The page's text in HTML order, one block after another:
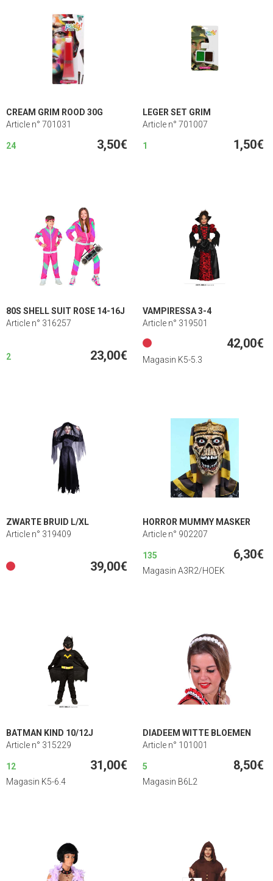
CREAM GRIM ROOD 30G
Article n° 701031
24 3,50€
LEGER SET GRIM
Article n° 701007
1 1,50€
80S SHELL SUIT ROSE 14-16J
Article n° 316257
2 23,00€
VAMPIRESSA 3-4
Article n° 319501
42,00€
Magasin K5-5.3
ZWARTE BRUID L/XL
Article n° 319409
39,00€
HORROR MUMMY MASKER
Article n° 902207
135 6,30€
Magasin A3R2/HOEK
BATMAN KIND 10/12J
Article n° 315229
12 31,00€
Magasin K5-6.4
DIADEEM WITTE BLOEMEN
Article n° 101001
5 8,50€
Magasin B6L2